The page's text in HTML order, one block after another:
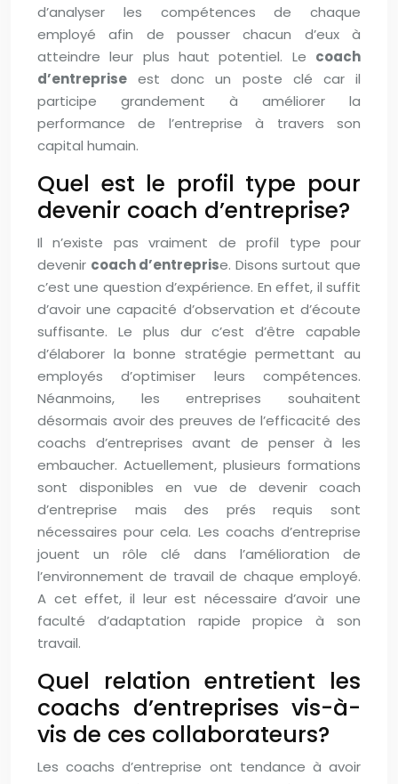
d’analyser les compétences de chaque
employé afin de pousser chacun d’eux à
atteindre leur plus haut potentiel. Le coach
d’entreprise est donc un poste clé car il
participe grandement à améliorer la
performance de l’entreprise à travers son
capital humain.
Quel est le profil type pour
devenir coach d’entreprise?
Il n’existe pas vraiment de profil type pour
devenir coach d’entreprise. Disons surtout que
c’est une question d’expérience. En effet, il suffit
d’avoir une capacité d’observation et d’écoute
suffisante. Le plus dur c’est d’être capable
d’élaborer la bonne stratégie permettant au
employés d’optimiser leurs compétences.
Néanmoins, les entreprises souhaitent
désormais avoir des preuves de l’efficacité des
coachs d’entreprises avant de penser à les
embaucher. Actuellement, plusieurs formations
sont disponibles en vue de devenir coach
d’entreprise mais des prés requis sont
nécessaires pour cela. Les coachs d’entreprise
jouent un rôle clé dans l’amélioration de
l’environnement de travail de chaque employé.
A cet effet, il leur est nécessaire d’avoir une
faculté d’adaptation rapide propice à son
travail.
Quel relation entretient les
coachs d’entreprises vis-à-
vis de ces collaborateurs?
Les coachs d’entreprise ont tendance à avoir